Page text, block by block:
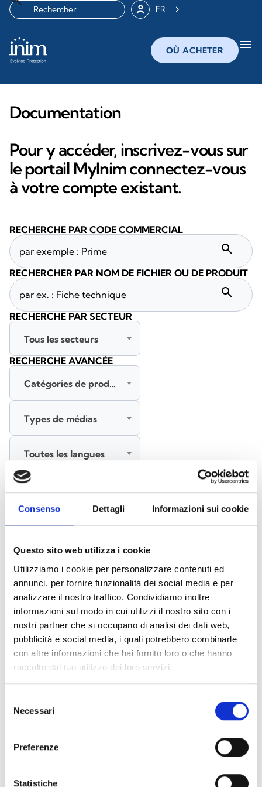
Consenso Dettagli Informazioni sui cookie
Questo sito web utilizza i cookie
Utilizziamo i cookie per personalizzare contenuti ed
annunci, per fornire funzionalità dei social media e per
analizzare il nostro traffico. Condividiamo inoltre
informazioni sul modo in cui utilizzi il nostro sito con i
nostri partner che si occupano di analisi dei dati web,
pubblicità e social media, i quali potrebbero combinarle
con altre informazioni che hai fornito loro o che hanno
raccolto dal tuo utilizzo dei loro servizi.
delNecessari
Preferenze
Statistiche
FR
OÙ ACHETER menu
Documentation
Pour y accéder, inscrivez-vous sur
le portail MyInim connectez-vous
à votre compte existant.
Accessoires pour socles EB00 - Matériaux (47)
Accessoires pour les tests des détecteurs -
Matériaux(6)
Accessoires pour détecteurs Enea - Matériaux (35)
Accessoires Senseware
Accessoires de la série Industrial - Matériaux(17)
Documents(6992)
Tout sélectionner
marqués par une icône lock
RECHERCHE PAR CODE COMMERCIAL
search
RECHERCHER PAR NOM DE FICHIER OU DE PRODUIT
search
RECHERCHE PAR SECTEUR
Tous les secteurs
RECHERCHE AVANCÉE
Catégories de produits
Types de médias
Toutes les langues
RECHERCHER
EFFACER LES FILTRES